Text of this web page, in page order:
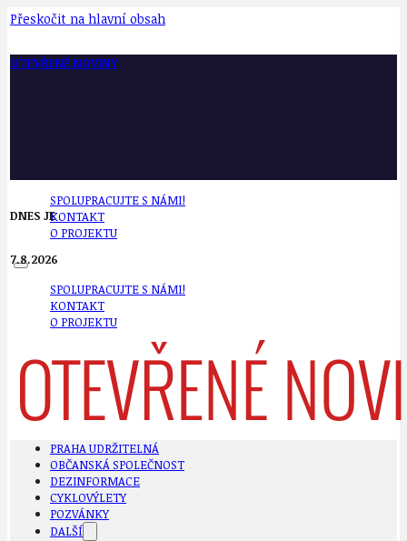
Přeskočit na hlavní obsah
OTEVŘENÉ NOVINY
SPOLUPRACUJTE S NÁMI!
KONTAKT
O PROJEKTU
SPOLUPRACUJTE S NÁMI!
KONTAKT
O PROJEKTU
DNES JE
7.8.2026
PRAHA UDRŽITELNÁ
OBČANSKÁ SPOLEČNOST
DEZINFORMACE
CYKLOVÝLETY
POZVÁNKY
DALŠÍ